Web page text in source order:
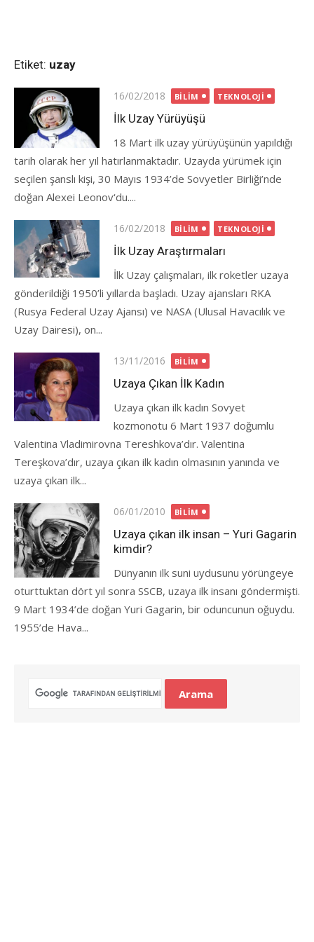
Etiket: uzay
Posted
on
16/02/2018 BILIM TEKNOLOJI
İlk Uzay Yürüyüşü
18 Mart ilk uzay yürüyüşünün yapıldığı
tarih olarak her yıl hatırlanmaktadır. Uzayda yürümek için
seçilen şanslı kişi, 30 Mayıs 1934’de Sovyetler Birliği’nde
doğan Alexei Leonov‘du....
Posted
on
16/02/2018 BILIM TEKNOLOJI
İlk Uzay Araştırmaları
İlk Uzay çalışmaları, ilk roketler uzaya
gönderildiği 1950’li yıllarda başladı. Uzay ajansları RKA
(Rusya Federal Uzay Ajansı) ve NASA (Ulusal Havacılık ve
Uzay Dairesi), on...
Posted
on
13/11/2016 BILIM
Uzaya Çıkan İlk Kadın
Uzaya çıkan ilk kadın Sovyet
kozmonotu 6 Mart 1937 doğumlu
Valentina Vladimirovna Tereshkova’dır. Valentina
Tereşkova’dır, uzaya çıkan ilk kadın olmasının yanında ve
uzaya çıkan ilk...
Posted
on
06/01/2010 BILIM
Uzaya çıkan ilk insan – Yuri Gagarin
kimdir?
Dünyanın ilk suni uydusunu yörüngeye
oturttuktan dört yıl sonra SSCB, uzaya ilk insanı göndermişti.
9 Mart 1934’de doğan Yuri Gagarin, bir oduncunun oğuydu.
1955’de Hava...